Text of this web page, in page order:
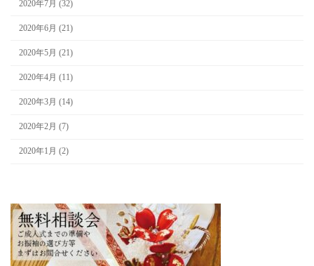
2020年7月 (32)
2020年6月 (21)
2020年5月 (21)
2020年4月 (11)
2020年3月 (14)
2020年2月 (7)
2020年1月 (2)